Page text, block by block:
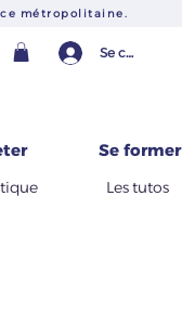
Se connecter
Se former
Les tutos
métropolitaine.